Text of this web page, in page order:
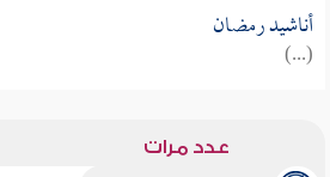
أناشيد رمضان
(...)
عدد مرات